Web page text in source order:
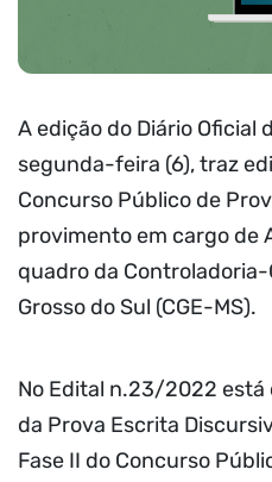
A edição do Diário Oficial
segunda-feira (6), traz
Concurso Público de
provimento em cargo de
quadro da
Grosso do Sul (CGE-MS).
No Edital n.23/2022 está
da Prova Escrita
Fase II do Concurso